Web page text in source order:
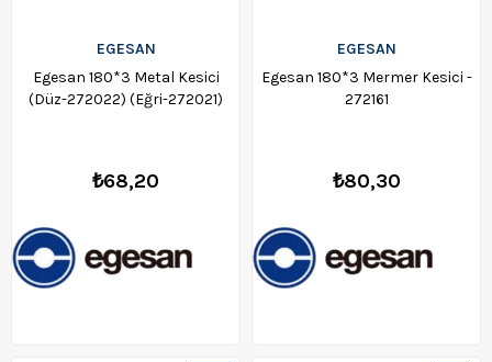
EGESAN
Egesan 180*3 Metal Kesici
(Düz-272022) (Eğri-272021)
₺68,20
EGESAN
Egesan 180*3 Mermer Kesici -
272161
₺80,30